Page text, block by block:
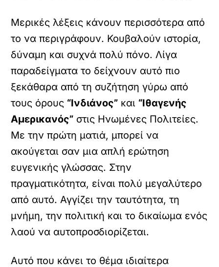
Μερικές λέξεις κάνουν περισσότερα από
το να περιγράφουν. Κουβαλούν ιστορία,
δύναμη και συχνά πολύ πόνο. Λίγα
παραδείγματα το δείχνουν αυτό πιο
ξεκάθαρα από τη συζήτηση γύρω από
τους όρους “Ινδιάνος” και “Ιθαγενής
Αμερικανός” στις Ηνωμένες Πολιτείες.
Με την πρώτη ματιά, μπορεί να
ακούγεται σαν μια απλή ερώτηση
ευγενικής γλώσσας. Στην
πραγματικότητα, είναι πολύ μεγαλύτερο
από αυτό. Αγγίζει την ταυτότητα, τη
μνήμη, την πολιτική και το δικαίωμα ενός
λαού να αυτοπροσδιορίζεται.
Αυτό που κάνει το θέμα ιδιαίτερα